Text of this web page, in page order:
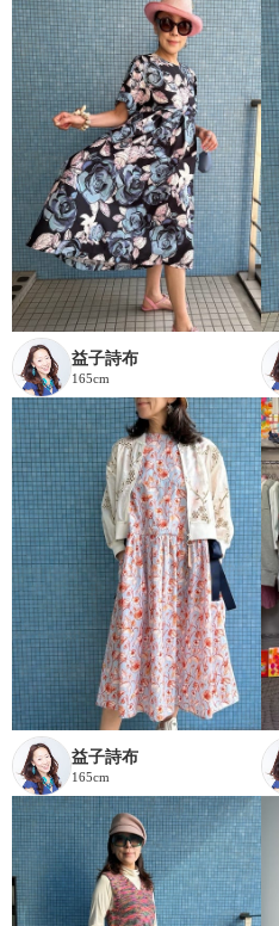
益子詩布
165cm
益子詩布
165cm